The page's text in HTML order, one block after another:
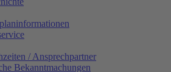
/ Ansprechpartner
Bekanntmachungen